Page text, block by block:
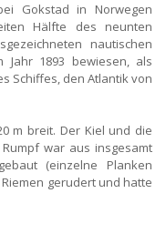
Gokstad in Norwegen
Hälfte des neunten
nautischen
Jahr 1893 bewiesen, als
Schiffes, den Atlantik von
m breit. Der Kiel und die
war aus insgesamt
(einzelne Planken
gerudert und hatte